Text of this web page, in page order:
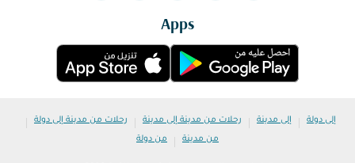
Apps
إلى دولة | إلى مدينة | رحلات من مدينة إلى مدينة | رحلات من مدينة إلى دولة |
من مدينة | من دولة